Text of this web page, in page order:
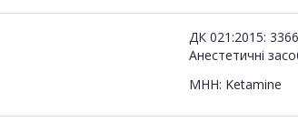
ДК 021:2015:
Анестетичні
МНН: Ketamine